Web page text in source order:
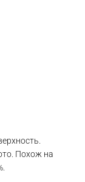
Похож на